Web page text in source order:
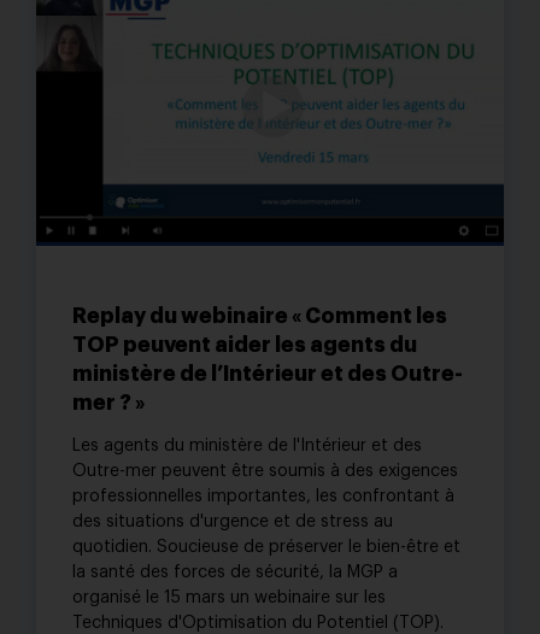
Replay du webinaire « Comment les
TOP peuvent aider les agents du
ministère de l’Intérieur et des Outre-
mer ? »
Les agents du ministère de l'Intérieur et des
Outre-mer peuvent être soumis à des exigences
professionnelles importantes, les confrontant à
des situations d'urgence et de stress au
quotidien. Soucieuse de préserver le bien-être et
la santé des forces de sécurité, la MGP a
organisé le 15 mars un webinaire sur les
Techniques d'Optimisation du Potentiel (TOP).